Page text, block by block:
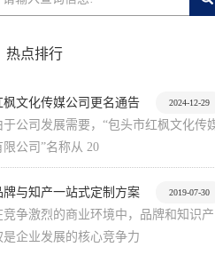
热点排行
2024-12-29
枫文化传媒公司更名通告
于公司发展需要，“包头市红枫文化传
限公司”名称从 20
2019-07-30
牌与知产一站式定制方案
竞争激烈的商业环境中，品牌和知识产
是企业发展的核心竞争力